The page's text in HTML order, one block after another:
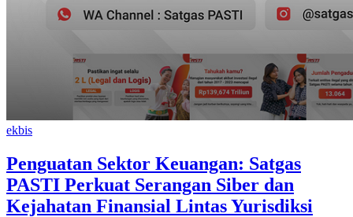
ekbis
Penguatan Sektor Keuangan: Satgas
PASTI Perkuat Serangan Siber dan
Kejahatan Finansial Lintas Yurisdiksi